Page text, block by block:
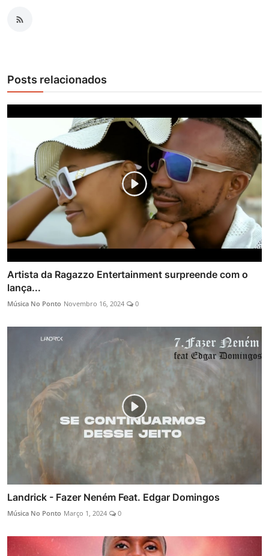
Posts relacionados
Artista da Ragazzo Entertainment surpreende com o
lança...
Música No Ponto Novembro 16, 2024 0
Landrick - Fazer Neném Feat. Edgar Domingos
Música No Ponto Março 1, 2024 0